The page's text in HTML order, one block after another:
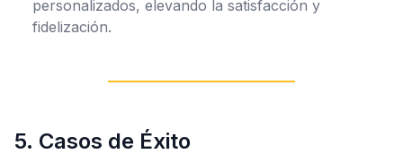
personalizados, elevando la satisfacción y
fidelización.
5. Casos de Éxito